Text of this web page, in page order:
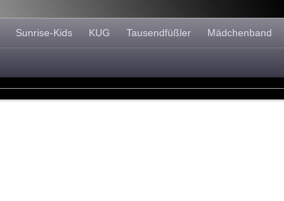
Sunrise-Kids KUG Tausendfüßler Mädchenband